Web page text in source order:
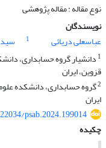
نوع مقاله : مقاله پژوهشی
نویسندگان
عباسعلی دریائی
1
1 دانشیار گروه حسابداری،
قزوین، ایران
2گروه حسابداری، دانشکده
ایران
psab.2024.199014
چکیده